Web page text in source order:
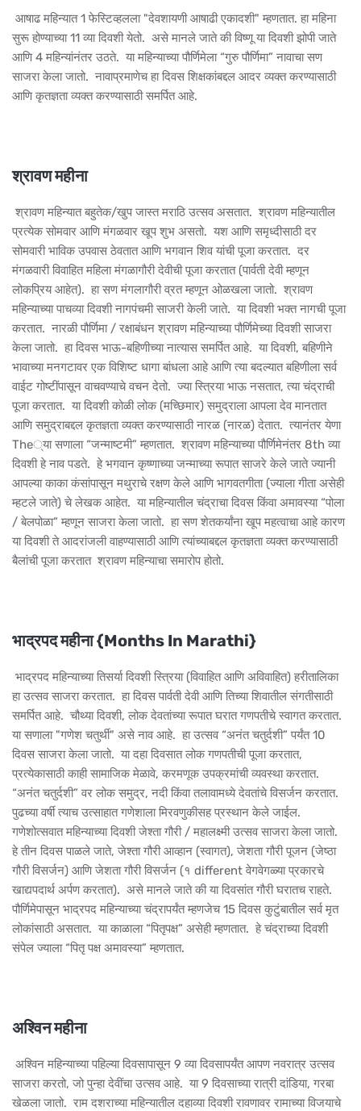
आषाढ महिन्यात 1 फेस्टिव्हलला "देवशायणी आषाढी एकादशी" म्हणतात. हा महिना
सुरू होण्याच्या 11 व्या दिवशी येतो. असे मानले जाते की विष्णू या दिवशी झोपी जाते
आणि 4 महिन्यांनंतर उठते. या महिन्याच्या पौर्णिमेला “गुरु पौर्णिमा” नावाचा सण
साजरा केला जातो. नावाप्रमाणेच हा दिवस शिक्षकांबद्दल आदर व्यक्त करण्यासाठी
आणि कृतज्ञता व्यक्त करण्यासाठी समर्पित आहे.
श्रावण महीना
श्रावण महिन्यात बहुतेक/खुप जास्त मराठि उत्सव असतात. श्रावण महिन्यातील
प्रत्येक सोमवार आणि मंगळवार खूप शुभ असतो. यश आणि समृध्दीसाठी दर
सोमवारी भाविक उपवास ठेवतात आणि भगवान शिव यांची पूजा करतात. दर
मंगळवारी विवाहित महिला मंगळागौरी देवीची पूजा करतात (पार्वती देवी म्हणून
लोकप्रिय आहेत). हा सण मंगलागौरी व्रत म्हणून ओळखला जातो. श्रावण
महिन्याच्या पाचव्या दिवशी नागपंचमी साजरी केली जाते. या दिवशी भक्त नागची पूजा
करतात. नारळी पौर्णिमा / रक्षाबंधन श्रावण महिन्याच्या पौर्णिमेच्या दिवशी साजरा
केला जातो. हा दिवस भाऊ-बहिणीच्या नात्यास समर्पित आहे. या दिवशी, बहिणीने
भावाच्या मनगटावर एक विशिष्ट धागा बांधला आहे आणि त्या बदल्यात बहिणीला सर्व
वाईट गोष्टींपासून वाचवण्याचे वचन देतो. ज्या स्त्रिया भाऊ नसतात, त्या चंद्राची
पूजा करतात. या दिवशी कोळी लोक (मच्छिमार) समुद्राला आपला देव मानतात
आणि समुद्राबद्दल कृतज्ञता व्यक्त करण्यासाठी नारळ (नारळ) देतात. त्यानंतर येणा
The्या सणाला “जन्माष्टमी” म्हणतात. श्रावण महिन्याच्या पौर्णिमेनंतर 8th व्या
दिवशी हे नाव पडते. हे भगवान कृष्णाच्या जन्माच्या रूपात साजरे केले जाते ज्यानी
आपल्या काका कंसांपासून मथुराचे रक्षण केले आणि भागवतगीता (ज्याला गीता असेही
म्हटले जाते) चे लेखक आहेत. या महिन्यातील चंद्राचा दिवस किंवा अमावस्या “पोला
/ बेलपोळा” म्हणून साजरा केला जातो. हा सण शेतकर्यांना खूप महत्वाचा आहे कारण
या दिवशी ते आदरांजली वाहण्यासाठी आणि त्यांच्याबद्दल कृतज्ञता व्यक्त करण्यासाठी
बैलांची पूजा करतात श्रावण महिन्याचा समारोप होतो.
भाद्रपद महीना {Months In Marathi}
भाद्रपद महिन्याच्या तिसर्या दिवशी स्त्रिया (विवाहित आणि अविवाहित) हरीतालिका
हा उत्सव साजरा करतात. हा दिवस पार्वती देवी आणि तिच्या शिवातील संगतीसाठी
समर्पित आहे. चौथ्या दिवशी, लोक देवतांच्या रूपात घरात गणपतीचे स्वागत करतात.
या सणाला "गणेश चतुर्थी" असे नाव आहे. हा उत्सव “अनंत चतुर्दशी” पर्यंत 10
दिवस साजरा केला जातो. या दहा दिवसात लोक गणपतीची पूजा करतात,
प्रत्येकासाठी काही सामाजिक मेळावे, करमणूक उपक्रमांची व्यवस्था करतात.
“अनंत चतुर्दशी” वर लोक समुद्र, नदी किंवा तलावामध्ये देवतांचे विसर्जन करतात.
पुढच्या वर्षी त्याच उत्साहात गणेशाला मिरवणुकीसह प्रस्थान केले जाईल.
गणेशोत्सवात महिन्याच्या दिवशी जेश्ता गौरी / महालक्ष्मी उत्सव साजरा केला जातो.
हे तीन दिवस पाळले जाते, जेश्ता गौरी आव्हान (स्वागत), जेशता गौरी पूजन (जेष्ठा
गौरी विसर्जन) आणि जेशता गौरी विसर्जन (१ different वेगवेगळ्या प्रकारचे
खाद्यपदार्थ अर्पण करतात). असे मानले जाते की या दिवसांत गौरी घरातच राहते.
पौर्णिमेपासून भाद्रपद महिन्याच्या चंद्रापर्यंत म्हणजेच 15 दिवस कुटुंबातील सर्व मृत
लोकांसाठी असतात. या काळाला “पितृपक्ष” असेही म्हणतात. हे चंद्राच्या दिवशी
संपेल ज्याला “पितृ पक्ष अमावस्या” म्हणतात.
अश्विन महीना
अश्विन महिन्याच्या पहिल्या दिवसापासून 9 व्या दिवसापर्यंत आपण नवरात्र उत्सव
साजरा करतो, जो पुन्हा देवींचा उत्सव आहे. या 9 दिवसाच्या रात्री दांडिया, गरबा
खेळला जातो. राम दशराच्या महिन्यातील दहाव्या दिवशी रावणावर रामाच्या विजयाचे